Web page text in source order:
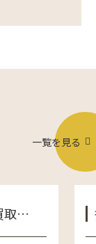
一覧を見る
取…